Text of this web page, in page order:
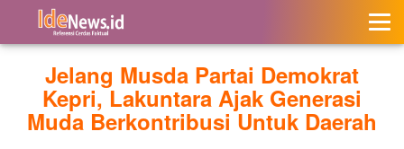
Jelang Musda Partai Demokrat
Kepri, Lakuntara Ajak Generasi
Muda Berkontribusi Untuk Daerah